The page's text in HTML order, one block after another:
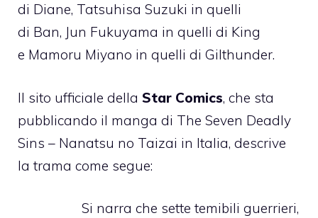
di Diane, Tatsuhisa Suzuki in quelli
di Ban, Jun Fukuyama in quelli di King
e Mamoru Miyano in quelli di Gilthunder.
Il sito ufficiale della Star Comics, che sta
pubblicando il manga di The Seven Deadly
Sins – Nanatsu no Taizai in Italia, descrive
la trama come segue:
Si narra che sette temibili guerrieri,